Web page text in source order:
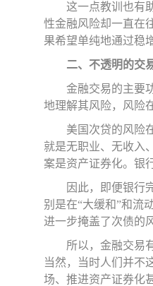
这一点教训也有
性金融风险却一直在
果希望单纯地通过稳
二、不透明的交
金融交易的主要
地理解其风险， 风险
美国次贷的风险
就是无职业、无收入
案是资产证券化。银
因此，即便银行
别是在“大缓和”和流
进一步掩盖了次债的
所以，金融交易
当然，当时人们并不
场、推进资产证券化